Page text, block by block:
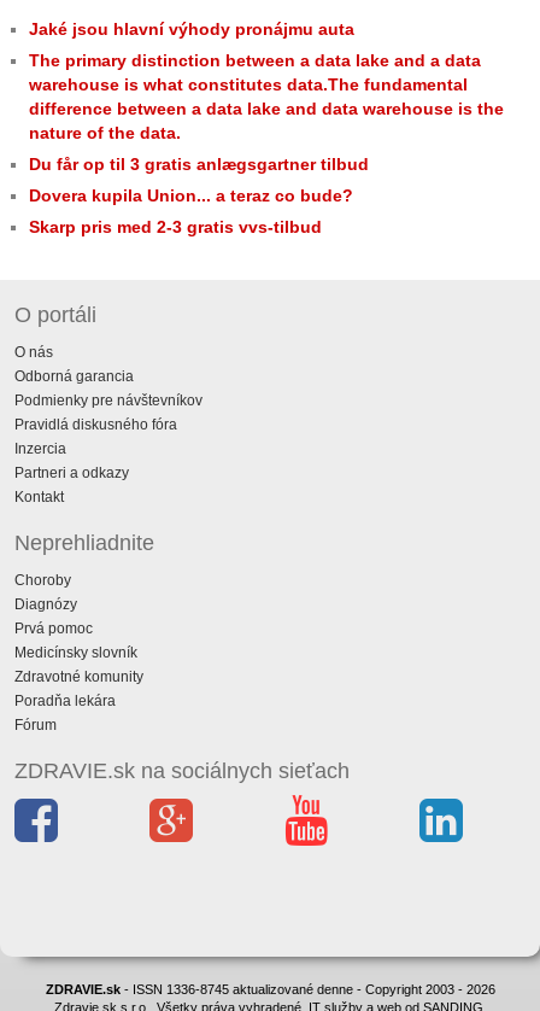
Jaké jsou hlavní výhody pronájmu auta
The primary distinction between a data lake and a data
warehouse is what constitutes data.The fundamental
difference between a data lake and data warehouse is the
nature of the data.
Du får op til 3 gratis anlægsgartner tilbud
Dovera kupila Union... a teraz co bude?
Skarp pris med 2-3 gratis vvs-tilbud
O portáli
O nás
Odborná garancia
Podmienky pre návštevníkov
Pravidlá diskusného fóra
Inzercia
Partneri a odkazy
Kontakt
Neprehliadnite
Choroby
Diagnózy
Prvá pomoc
Medicínsky slovník
Zdravotné komunity
Poradňa lekára
Fórum
ZDRAVIE.sk na sociálnych sieťach
ZDRAVIE.sk- ISSN 1336-8745 aktualizované denne - Copyright 2003 - 2026
Zdravie.sk s.r.o., Všetky práva vyhradené. IT služby a web od SANDING.